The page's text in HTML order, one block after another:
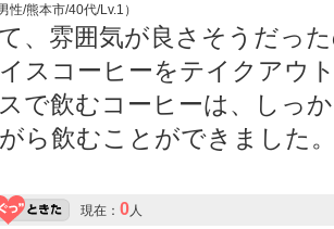
性/熊本市/40代/Lv.1）
、雰囲気が良さそうだっ
スコーヒーをテイクアウ
で飲むコーヒーは、しっ
ら飲むことができました
現在： 0 人